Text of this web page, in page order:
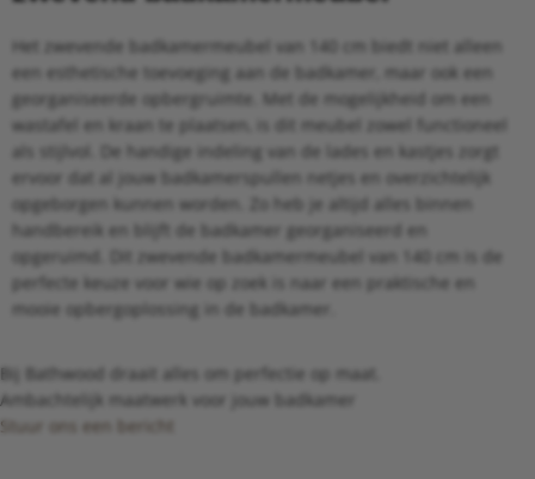
Het zwevende badkamermeubel van 140 cm biedt niet alleen
een esthetische toevoeging aan de badkamer, maar ook een
georganiseerde opbergruimte. Met de mogelijkheid om een
wastafel en kraan te plaatsen, is dit meubel zowel functioneel
als stijlvol. De handige indeling van de lades en kastjes zorgt
ervoor dat al jouw badkamerspullen netjes en overzichtelijk
opgeborgen kunnen worden. Zo heb je altijd alles binnen
handbereik en blijft de badkamer georganiseerd en
opgeruimd. Dit zwevende badkamermeubel van 140 cm is de
perfecte keuze voor wie op zoek is naar een praktische en
mooie opbergoplossing in de badkamer.
Bij Bathwood draait alles om perfectie op maat.
Ambachtelijk maatwerk voor jouw badkamer
Stuur ons een bericht